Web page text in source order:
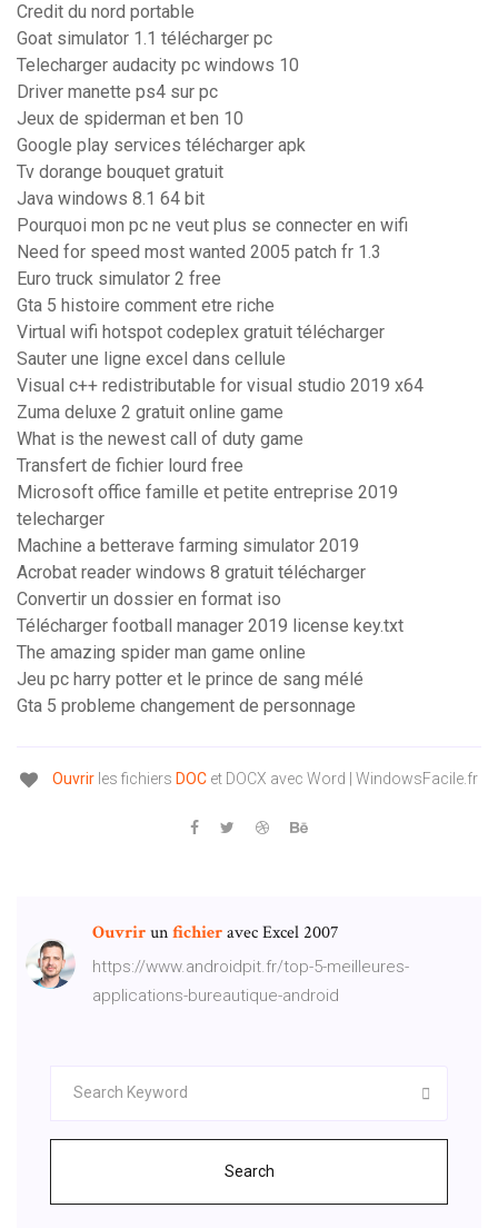
Credit du nord portable
Goat simulator 1.1 télécharger pc
Telecharger audacity pc windows 10
Driver manette ps4 sur pc
Jeux de spiderman et ben 10
Google play services télécharger apk
Tv dorange bouquet gratuit
Java windows 8.1 64 bit
Pourquoi mon pc ne veut plus se connecter en wifi
Need for speed most wanted 2005 patch fr 1.3
Euro truck simulator 2 free
Gta 5 histoire comment etre riche
Virtual wifi hotspot codeplex gratuit télécharger
Sauter une ligne excel dans cellule
Visual c++ redistributable for visual studio 2019 x64
Zuma deluxe 2 gratuit online game
What is the newest call of duty game
Transfert de fichier lourd free
Microsoft office famille et petite entreprise 2019
telecharger
Machine a betterave farming simulator 2019
Acrobat reader windows 8 gratuit télécharger
Convertir un dossier en format iso
Télécharger football manager 2019 license key.txt
The amazing spider man game online
Jeu pc harry potter et le prince de sang mélé
Gta 5 probleme changement de personnage
Ouvrir les fichiers DOC et DOCX avec Word | WindowsFacile.fr
Ouvrirunfichieravec Excel 2007
https://www.androidpit.fr/top-5-meilleures-
applications-bureautique-android
Search